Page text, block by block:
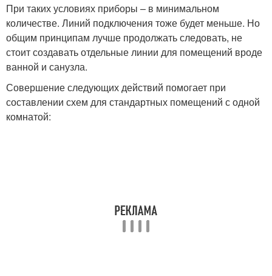
При таких условиях приборы – в минимальном
количестве. Линий подключения тоже будет меньше. Но
общим принципам лучше продолжать следовать, не
стоит создавать отдельные линии для помещений вроде
ванной и санузла.
Совершение следующих действий помогает при
составлении схем для стандартных помещений с одной
комнатой: